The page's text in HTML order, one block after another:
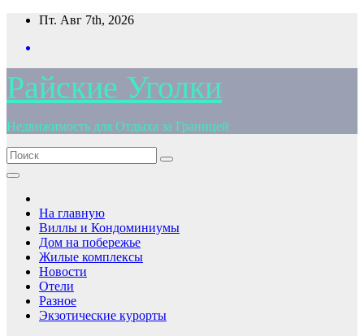
Перейти
содержимому
Пт. Авг 7th, 2026
Райские Уголки
Недвижимость для Отдыха за Границей
На главную
Виллы и Кондоминиумы
Дом на побережье
Жилые комплексы
Новости
Отели
Разное
Экзотические курорты